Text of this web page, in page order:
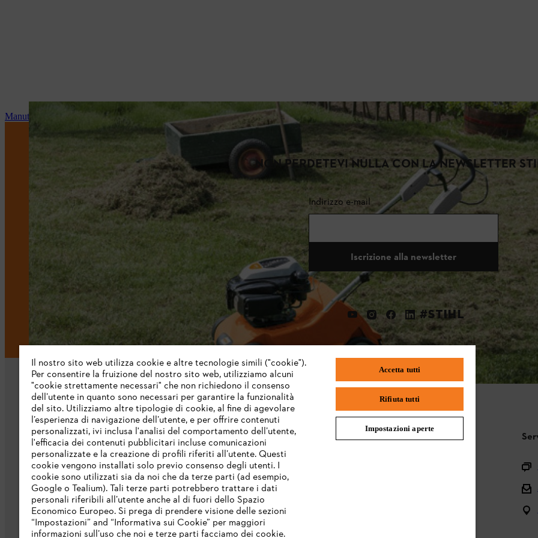
Manutenzione e riparazioni
NON PERDETEVI NULLA CON LA NEWSLETTER
Indirizzo e-mail
Iscrizione alla newsletter
#STIHL
L’azienda
Chi siamo
Scarica il catalogo
STIHL Integrity Line
STIHL FAQ
Il nostro sito web utilizza cookie e altre tecnologie simili ("cookie").
Per consentire la fruizione del nostro sito web, utilizziamo alcuni
"cookie strettamente necessari" che non richiedono il consenso
dell’utente in quanto sono necessari per garantire la funzionalità
del sito. Utilizziamo altre tipologie di cookie, al fine di agevolare
l’esperienza di navigazione dell’utente, e per offrire contenuti
personalizzati, ivi inclusa l'analisi del comportamento dell’utente,
l'efficacia dei contenuti pubblicitari incluse comunicazioni
personalizzate e la creazione di profili riferiti all’utente. Questi
cookie vengono installati solo previo consenso degli utenti. I
cookie sono utilizzati sia da noi che da terze parti (ad esempio,
Google o Tealium). Tali terze parti potrebbero trattare i dati
personali riferibili all’utente anche al di fuori dello Spazio
Economico Europeo. Si prega di prendere visione delle sezioni
“Impostazioni” and “Informativa sui Cookie” per maggiori
informazioni sull’uso che noi e terze parti facciamo dei cookie.
Accetta tutti
Rifiuta tutti
Impostazioni aperte